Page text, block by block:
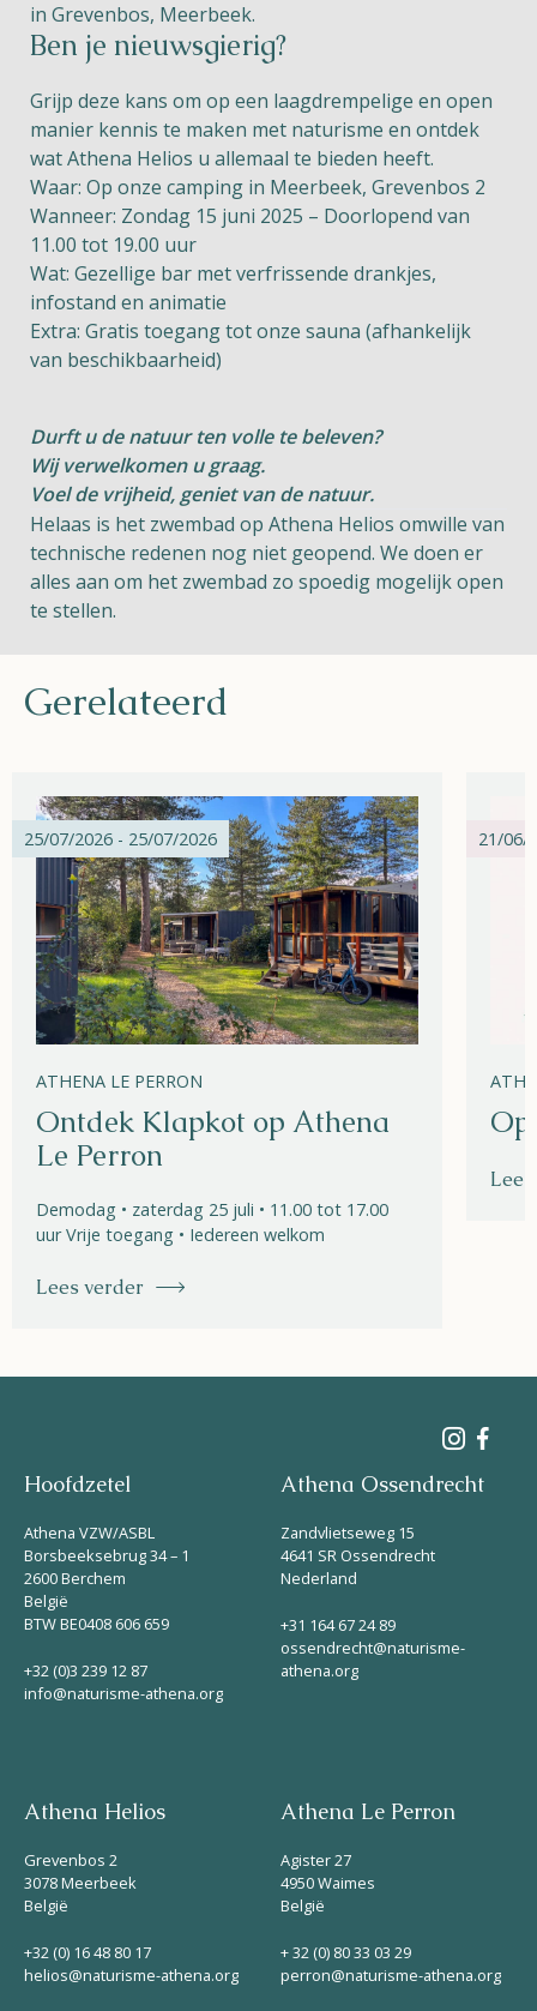
in Grevenbos, Meerbeek.
Ben je nieuwsgierig?
Grijp deze kans om op een laagdrempelige en open
manier kennis te maken met naturisme en ontdek
wat Athena Helios u allemaal te bieden heeft.
Waar: Op onze camping in Meerbeek, Grevenbos 2
Wanneer: Zondag 15 juni 2025 – Doorlopend van
11.00 tot 19.00 uur
Wat: Gezellige bar met verfrissende drankjes,
infostand en animatie
Extra: Gratis toegang tot onze sauna (afhankelijk
van beschikbaarheid)
Durft u de natuur ten volle te beleven?
Wij verwelkomen u graag.
Voel de vrijheid, geniet van de natuur.
Helaas is het zwembad op Athena Helios omwille van
technische redenen nog niet geopend. We doen er
alles aan om het zwembad zo spoedig mogelijk open
te stellen.
Gerelateerd
25/07/2026 - 25/07/2026
ATHENA LE PERRON
Ontdek Klapkot op Athena
Le Perron
Demodag • zaterdag 25 juli • 11.00 tot 17.00
uur Vrije toegang • Iedereen welkom
Lees verder
21/06/
Hoofdzetel
Athena VZW/ASBL
Borsbeeksebrug 34 – 1
2600 Berchem
België
BTW BE0408 606 659
+32 (0)3 239 12 87
info@naturisme-athena.org
Athena Ossendrecht
Zandvlietseweg 15
4641 SR Ossendrecht
Nederland
+31 164 67 24 89
ossendrecht@naturisme-
athena.org
Athena Helios
Grevenbos 2
3078 Meerbeek
België
+32 (0) 16 48 80 17
helios@naturisme-athena.org
Athena Le Perron
Agister 27
4950 Waimes
België
+ 32 (0) 80 33 03 29
perron@naturisme-athena.org